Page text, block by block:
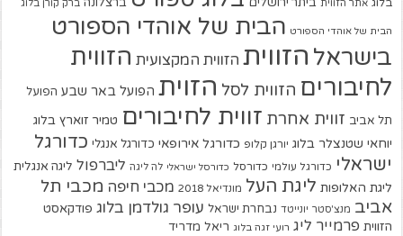
בלוג אתר הזווית ברק קורן בלוג
הבית של אוהדי הספורט הבית של אוהדי הספורט
בישראל הזווית הזווית המקצועית הזווית
לחיבורים הזווית לסל הזוית הפועל באר שבע הפועל
תל אביב זווית אחרת זווית לחיבורים טמיר זוארץ בלוג
יוחאי שטנצלר בלוג יורגן קלופ כדורגל אירופאי כדורגל אנגלי כדורגל
ישראלי כדורגל עולמי כדורסל כדורסל ישראלי לה ליגה ליברפול ליגה אנגלית
ליגת האלופות ליגת העל מונדיאל 2018 מכבי חיפה מכבי תל
אביב מנצ'סטר יונייטד נבחרת ישראל עופר גולדמן בלוג פודקאסט
הזווית פרמייר ליג רועי זגה בלוג ריאל מדריד